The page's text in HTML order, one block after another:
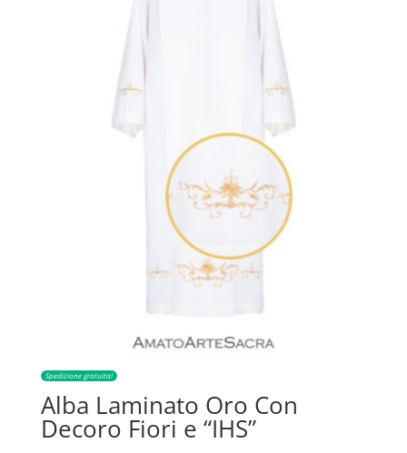
Spedizione gratuita!
Alba Laminato Oro Con
Decoro Fiori e “IHS”